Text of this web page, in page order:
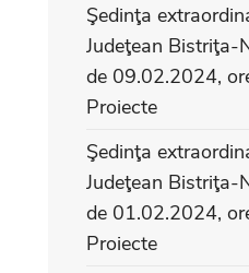
Şedinţa
Judeţean Bistriţa-
de 09.02.2024,
Proiecte
Şedinţa
Judeţean Bistriţa-
de 01.02.2024,
Proiecte